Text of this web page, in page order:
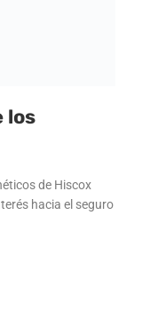
los
de Hiscox
hacia el seguro